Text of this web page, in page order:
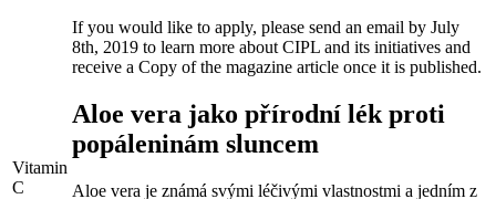
Vitamin
C
If you would like to apply,‍ please ​send an email by July ​
8th, ⁤2019 to learn more about⁣ CIPL and its initiatives and
receive a Copy of​ the magazine article ​once it is‌ published.
Aloe vera jako přírodní lék‌ proti
popáleninám sluncem
Aloe vera je známá svými léčivými vlastnostmi a jedním z